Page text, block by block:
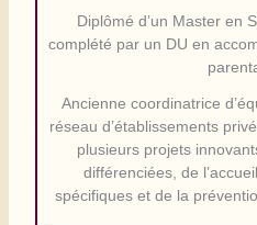
Diplômé d’un Master en
complété par un DU en
Ancienne coordinatrice
réseau d’établissements
plusieurs projets
différenciées, de
spécifiques et de la